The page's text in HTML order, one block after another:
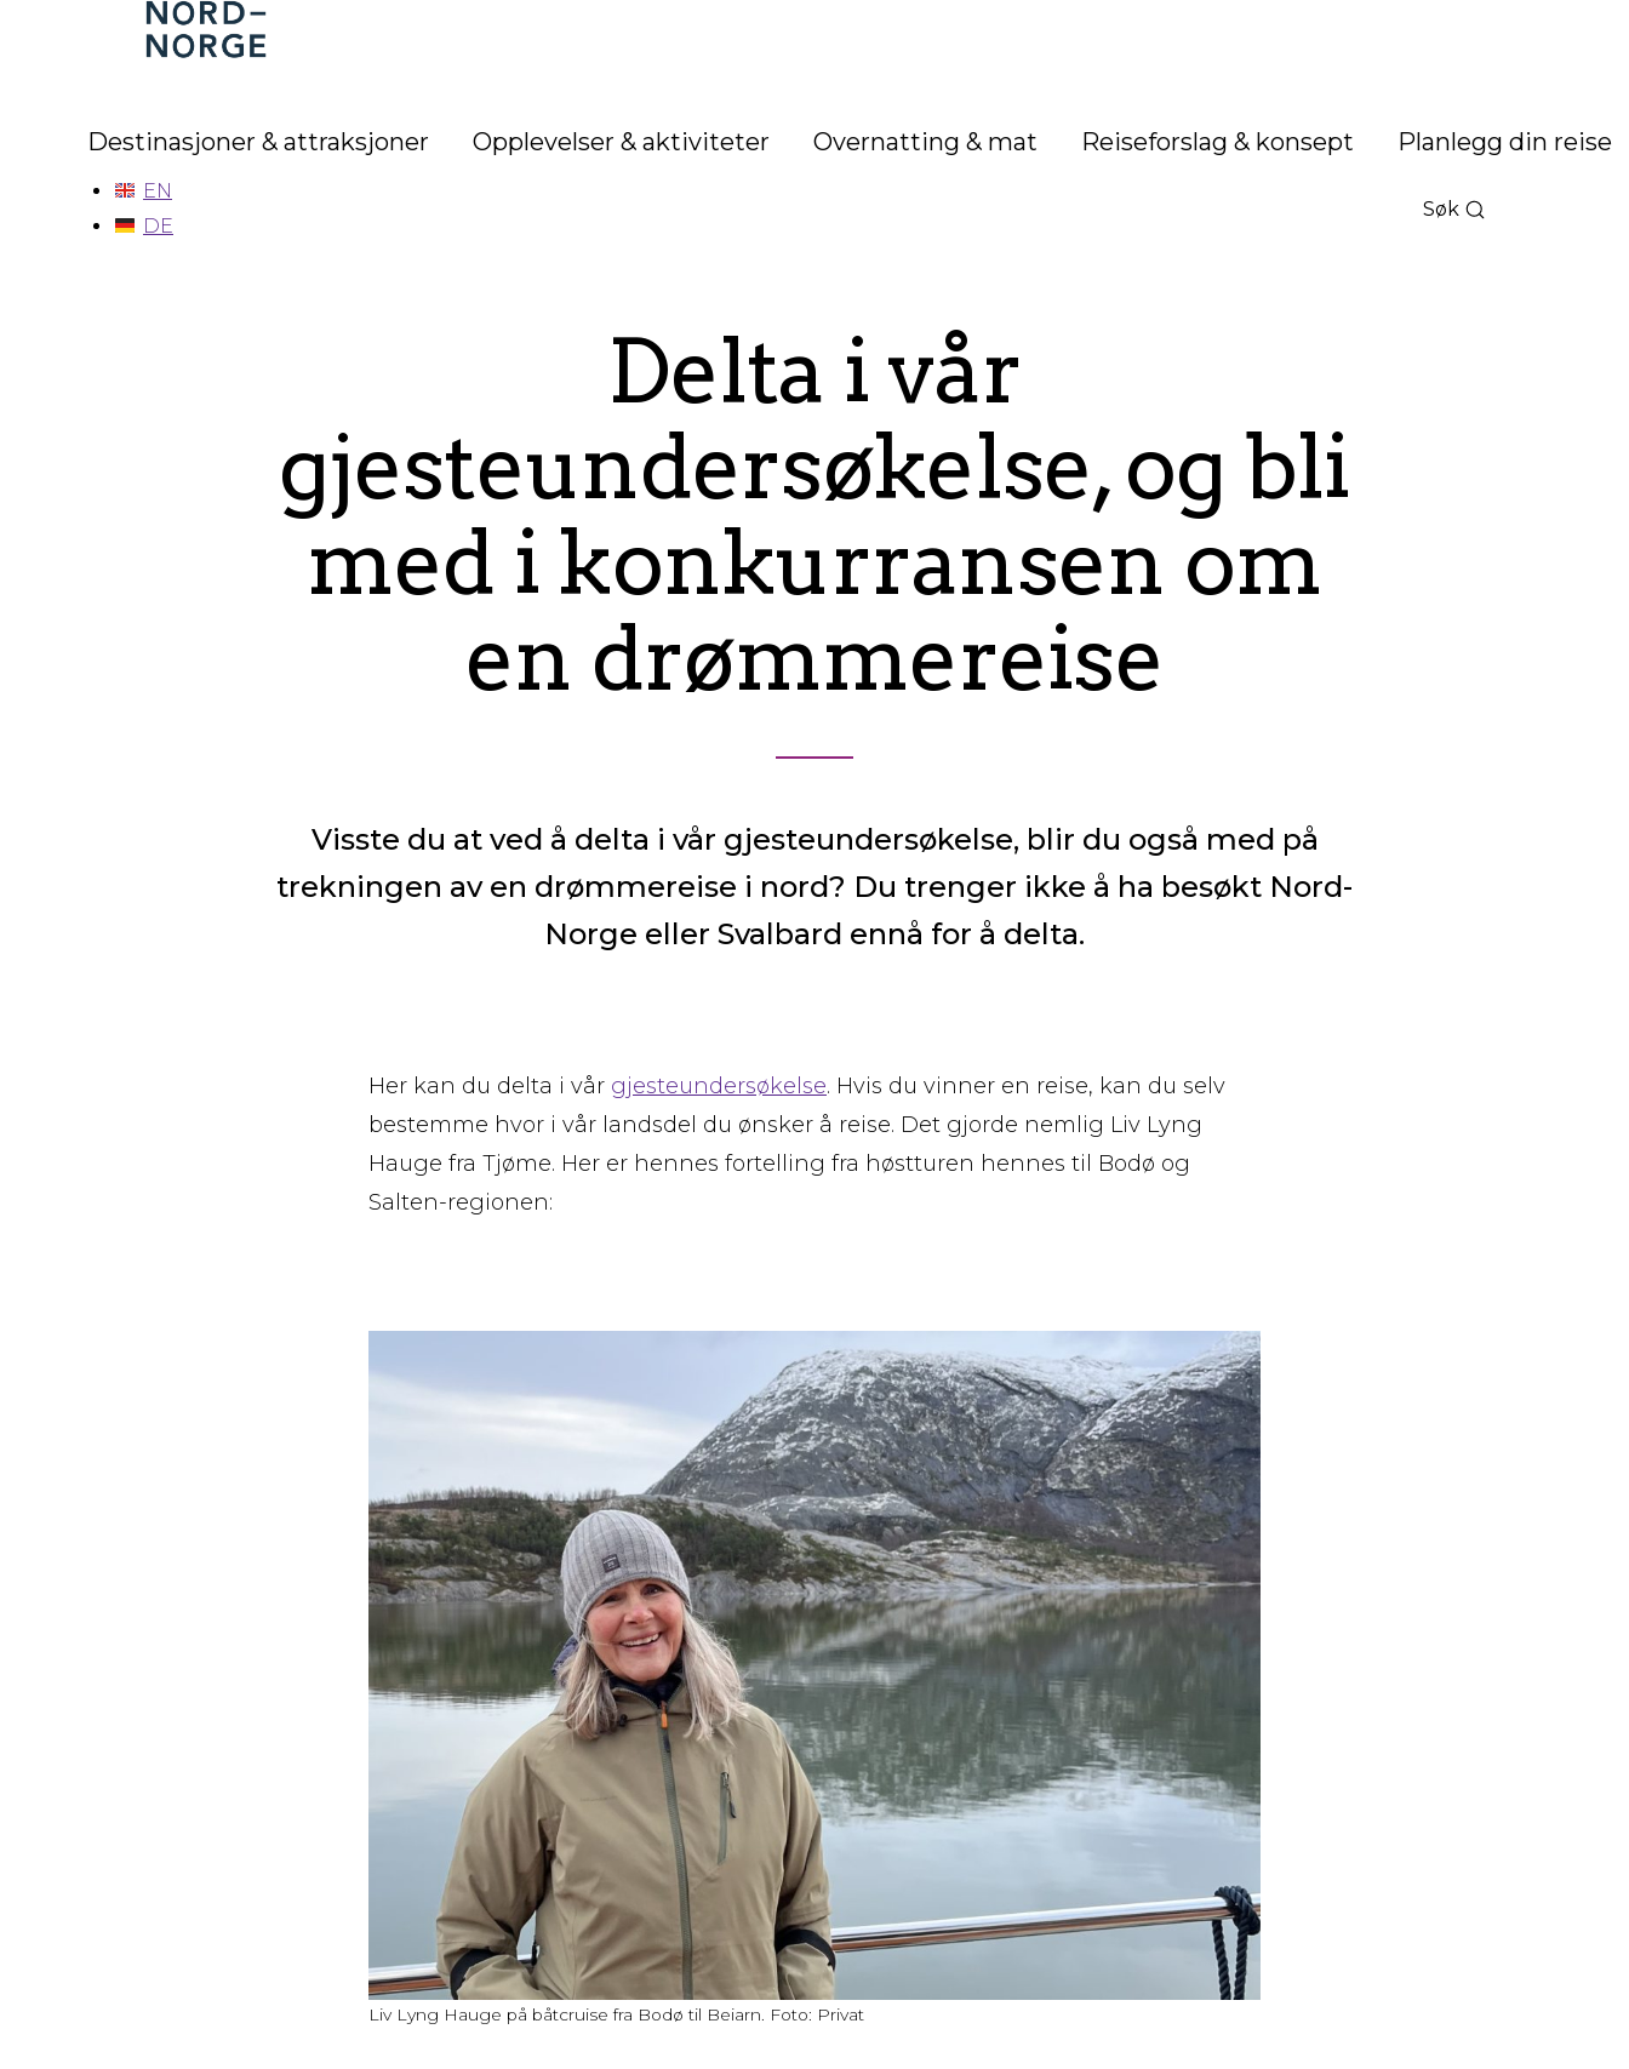
Nord-
Norge
Destinasjoner & attraksjoner Opplevelser & aktiviteter Overnatting & mat Reiseforslag & konsept Planlegg din reise
Søk
EN
DE
Delta i vår
gjesteundersøkelse, og bli
med i konkurransen om
en drømmereise
Visste du at ved å delta i vår gjesteundersøkelse, blir du også med på
trekningen av en drømmereise i nord? Du trenger ikke å ha besøkt Nord-
Norge eller Svalbard ennå for å delta.
Her kan du delta i vår gjesteundersøkelse. Hvis du vinner en reise, kan du selv
bestemme hvor i vår landsdel du ønsker å reise. Det gjorde nemlig Liv Lyng
Hauge fra Tjøme. Her er hennes fortelling fra høstturen hennes til Bodø og
Salten-regionen:
Liv Lyng Hauge på båtcruise fra Bodø til Beiarn. Foto: Privat